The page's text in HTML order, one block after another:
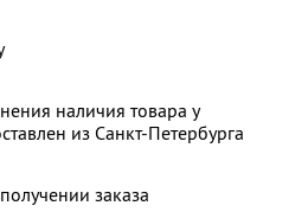
наличия товара у
из Санкт-Петербурга
заказа